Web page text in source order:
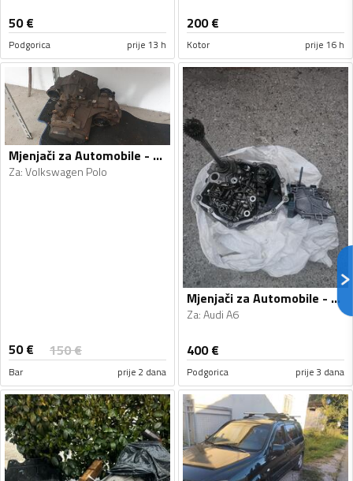
50€
Podgorica prije 13 h
200€
Kotor prije 16 h
Mjenjači za Automobile - Volkswagen - Polo - 2010
Za:Volkswagen Polo
50€ 150€
Bar prije 2 dana
Mjenjači za Automobile - Audi - A6 - 2010
Za:Audi A6
400€
Podgorica prije 3 dana